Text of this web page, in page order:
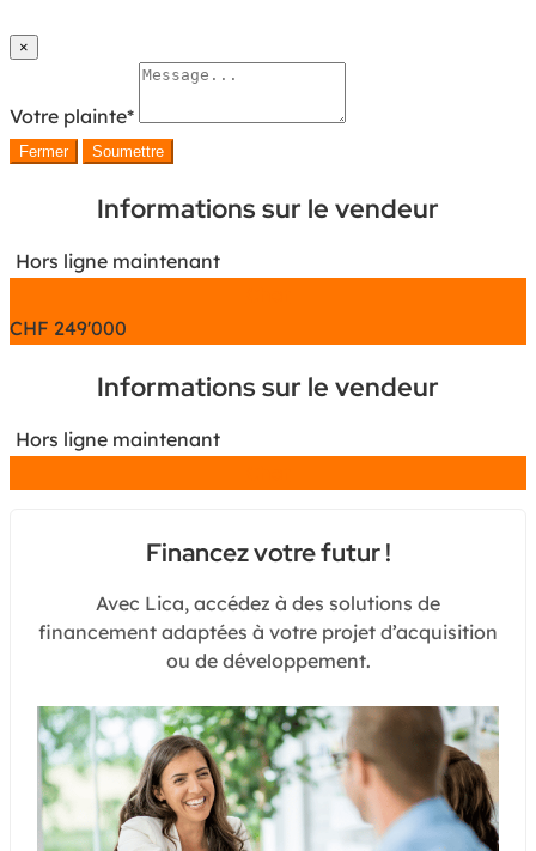
×
Votre plainte*
Fermer Soumettre
Informations sur le vendeur
Hors ligne maintenant
CHF 249'000
Informations sur le vendeur
Hors ligne maintenant
Financez votre futur !
Avec Lica, accédez à des solutions de
financement adaptées à votre projet d’acquisition
ou de développement.